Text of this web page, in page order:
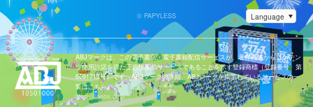
© PAPYLESS
ABJマークは、この電子書店・電子書籍配信サービスが、著作権者からコンテン
ツ使用許諾を得た正規版配信サービスであることを示す登録商標（登録番号 第
6091713号）です。ABJマークの詳細、ABJマークを掲示しているサービスの一
覧はこちら。
https://aebs.or.jp